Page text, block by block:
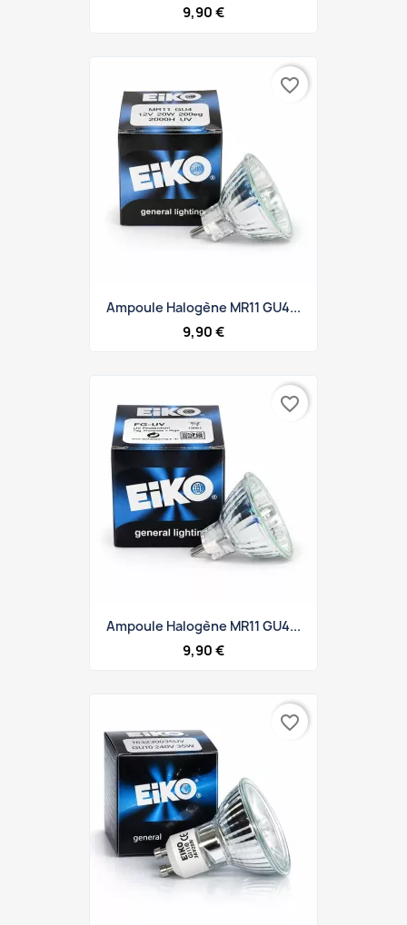
9,90 €
Ampoule Halogène MR11 GU4...
9,90 €
favorite_border
Ampoule Halogène MR11 GU4...
9,90 €
favorite_border
favorite_border